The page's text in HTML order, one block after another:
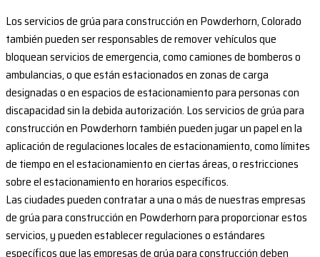
Los servicios de grúa para construcción en Powderhorn, Colorado
también pueden ser responsables de remover vehículos que
bloquean servicios de emergencia, como camiones de bomberos o
ambulancias, o que están estacionados en zonas de carga
designadas o en espacios de estacionamiento para personas con
discapacidad sin la debida autorización. Los servicios de grúa para
construcción en Powderhorn también pueden jugar un papel en la
aplicación de regulaciones locales de estacionamiento, como límites
de tiempo en el estacionamiento en ciertas áreas, o restricciones
sobre el estacionamiento en horarios específicos.
Las ciudades pueden contratar a una o más de nuestras empresas
de grúa para construcción en Powderhorn para proporcionar estos
servicios, y pueden establecer regulaciones o estándares
específicos que las empresas de grúa para construcción deben